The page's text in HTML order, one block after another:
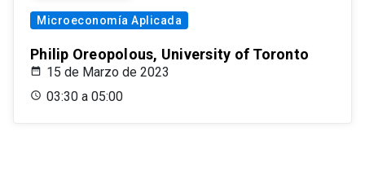
Microeconomía Aplicada
Philip Oreopolous, University of Toronto
15 de Marzo de 2023
03:30 a 05:00